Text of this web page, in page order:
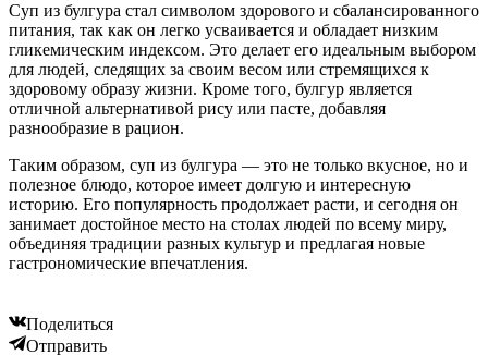
Суп из булгура стал символом здорового и сбалансированного
питания, так как он легко усваивается и обладает низким
гликемическим индексом. Это делает его идеальным выбором
для людей, следящих за своим весом или стремящихся к
здоровому образу жизни. Кроме того, булгур является
отличной альтернативой рису или пасте, добавляя
разнообразие в рацион.
Таким образом, суп из булгура — это не только вкусное, но и
полезное блюдо, которое имеет долгую и интересную
историю. Его популярность продолжает расти, и сегодня он
занимает достойное место на столах людей по всему миру,
объединяя традиции разных культур и предлагая новые
гастрономические впечатления.
Поделиться
Отправить